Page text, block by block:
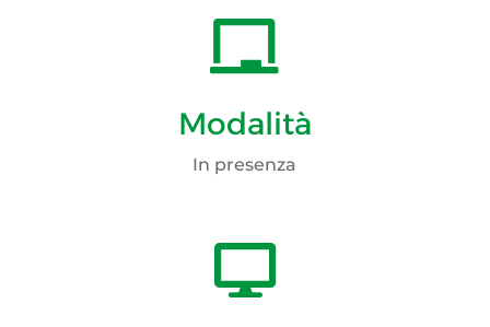

Modalità
In presenza
